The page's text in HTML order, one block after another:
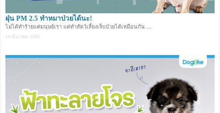
ฝุ่น PM 2.5 ทำหมาป่วยได้นะ!
ไม่ได้ทำร้ายแค่มนุษย์เรา แต่ทำสัตว์เลี้ยงเจ็บป่วยได้เหมือนกัน ...
14 มีนาคม 2566